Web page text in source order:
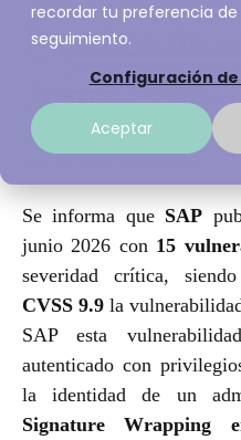
recordar tu preferencia
seguimiento.
Configuración
Aceptar
Parches de
Junio 2026
A3Sec
Se informa que SAP
junio 2026 con 15
severidad crítica,
CVSS 9.9 la
SAP esta
autenticado con
la identidad de un
Signature Wrapping